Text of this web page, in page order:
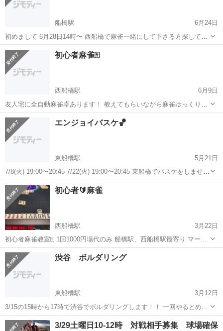
船橋駅
6月24日
初めまして 6月28日14時〜 西船橋で麻雀一緒にして下さる方探してい
ます！ もちろん最近始めましたと言う方、これから始めようとしてい
る方も大募集です！ 麻雀しながら新しい友達作りや共通の趣味の話で
盛り上がりませんか？...
千葉 船橋市 船橋駅
初心者麻雀🀄
西船橋駅
6月9日
友人宅に全自動麻雀卓あります！ 教えてもらいながら麻雀ゆっくり楽
しめます！
千葉 西船橋駅 スポーツ
エンジョイバスケ🏀
東船橋駅
5月21日
7/8(火) 19:00〜20:45 7/22(火) 19:00〜20:45 東船橋でバスケをしません
か？ 初参加の方は"無料"、2回目からは500円です！ メッセージお待ち
しております！
千葉 船橋市 東船橋駅
初心者🔰麻雀
西船橋駅
3月22日
初心者麻雀教室🀄️ 1回1000円場代のみ 船橋駅、西船橋駅最寄り マージ
ャンに興味がある方 マージャンを始めたい、始めたて 役が覚えきらな
い、実戦で覚えていきたい 対戦したい 全自動麻雀卓でやりたい 数年
ぶりにまたやりた...
千葉 船橋市 西船橋駅 スポーツ
渋谷 ボルダリング
東船橋駅
3月12日
3/15の15時から17時で渋谷でボルダリングします！！ 一回やるとめっ
ちゃハマります💓 初めての方でも大歓迎です！ 興味があるから連絡く
ださい☺️
千葉 船橋市 東船橋駅 スポーツ ボルダリング
3/29土曜日10-12時 対戦相手募集 球場確保